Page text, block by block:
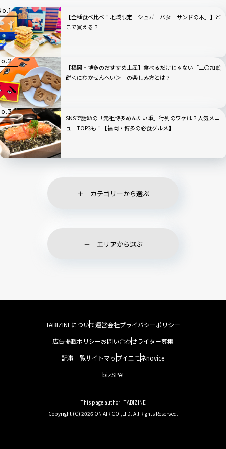
【全種食べ比べ！地域限定「シュガーバターサンドの木」】ど
こで買える？
【福岡・博多のおすすめ土産】食べるだけじゃない「二〇加煎
餅＜にわかせんぺい＞」の楽しみ方とは？
SNSで話題の「元祖博多めんたい重」行列のワケは？人気メニ
ューTOP3も！【福岡・博多の必食グルメ】
カテゴリーから選ぶ
エリアから選ぶ
TABIZINEについて運営会社プライバシーポリシー
広告掲載ポリシーお問い合わせライター募集
記事一覧サイトマップイエモネnovice
bizSPA!
This page author : TABIZINE
Copyright (C) 2026 ON AIR CO.,LTD. All Rights Reserved.